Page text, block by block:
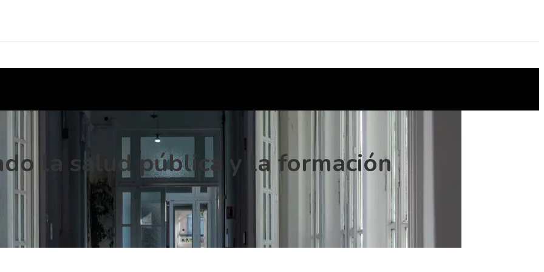
la salud pública y la formación